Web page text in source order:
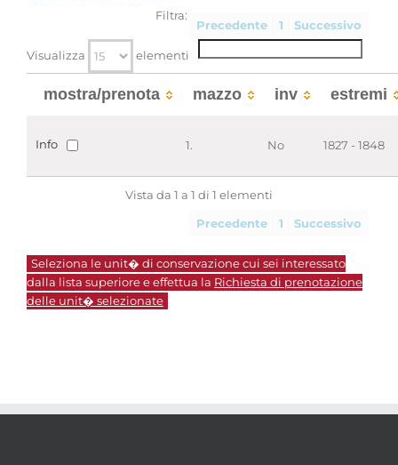
Casa Savoia
Precedente 1 Successivo
Visualizza elementi
Filtra:
mostra/prenota mazzo inv estremi
Info 1. No 1827 - 1848
Vista da 1 a 1 di 1 elementi
Precedente 1 Successivo
Seleziona le unit� di conservazione cui sei interessato
dalla lista superiore e effettua la Richiesta di prenotazione
delle unit� selezionate